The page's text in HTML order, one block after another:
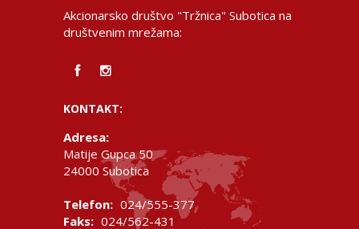
Akcionarsko društvo "Tržnica" Subotica na
društvenim mrežama:
KONTAKT:
Adresa:
Matije Gupca 50
24000 Subotica
Telefon: 024/555-377
Faks: 024/562-431